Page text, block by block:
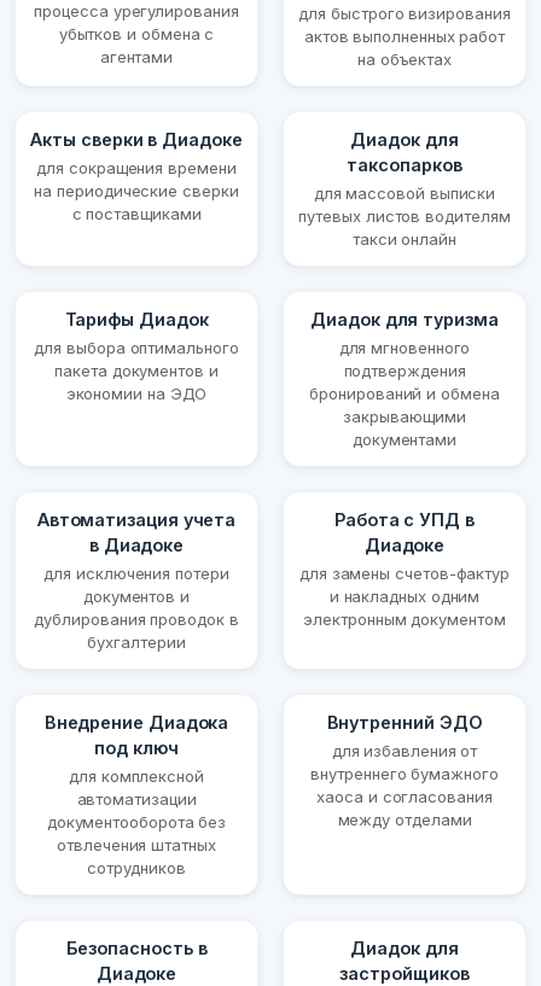
процесса урегулирования
убытков и обмена с
агентами
для быстрого визирования
актов выполненных работ
на объектах
Акты сверки в Диадоке
для сокращения времени
на периодические сверки
с поставщиками
Диадок для
таксопарков
для массовой выписки
путевых листов водителям
такси онлайн
Тарифы Диадок
для выбора оптимального
пакета документов и
экономии на ЭДО
Диадок для туризма
для мгновенного
подтверждения
бронирований и обмена
закрывающими
документами
Автоматизация учета
в Диадоке
для исключения потери
документов и
дублирования проводок в
бухгалтерии
Работа с УПД в
Диадоке
для замены счетов-фактур
и накладных одним
электронным документом
Внедрение Диадока
под ключ
для комплексной
автоматизации
документооборота без
отвлечения штатных
сотрудников
Внутренний ЭДО
для избавления от
внутреннего бумажного
хаоса и согласования
между отделами
Безопасность в
Диадоке
Диадок для
застройщиков